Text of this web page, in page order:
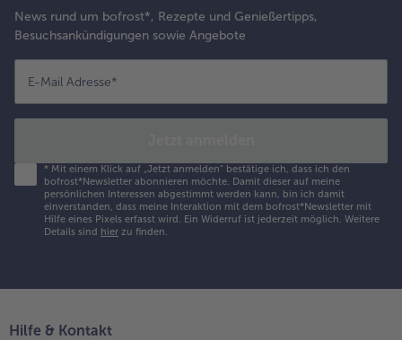
News rund um bofrost*, Rezepte und Genießertipps,
Besuchsankündigungen sowie Angebote
E-Mail Adresse*
* Mit einem Klick auf „Jetzt anmelden" bestätige ich, dass ich den
bofrost*Newsletter abonnieren möchte. Damit dieser auf meine
persönlichen Interessen abgestimmt werden kann, bin ich damit
einverstanden, dass meine Interaktion mit dem bofrost*Newsletter mit
Hilfe eines Pixels erfasst wird. Ein Widerruf ist jederzeit möglich. Weitere
Details sind hier zu finden.
Hilfe & Kontakt